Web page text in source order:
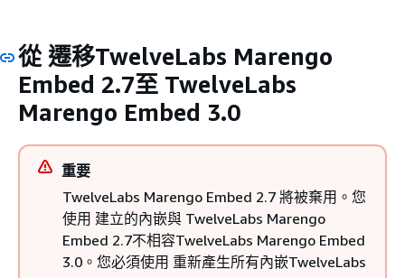
從 遷移TwelveLabs Marengo
Embed 2.7至 TwelveLabs
Marengo Embed 3.0
重要
TwelveLabs Marengo Embed 2.7 將被棄用。您
使用 建立的內嵌與 TwelveLabs Marengo
Embed 2.7不相容TwelveLabs Marengo Embed
3.0。您必須使用 重新產生所有內嵌TwelveLabs